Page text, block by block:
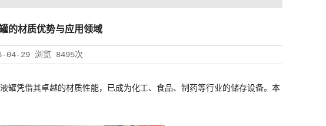
的材质优势与应用领域
04-29 浏览 8495次
罐凭借其卓越的材质性能，已成为化工、食品、制药等行业的储存设备。本